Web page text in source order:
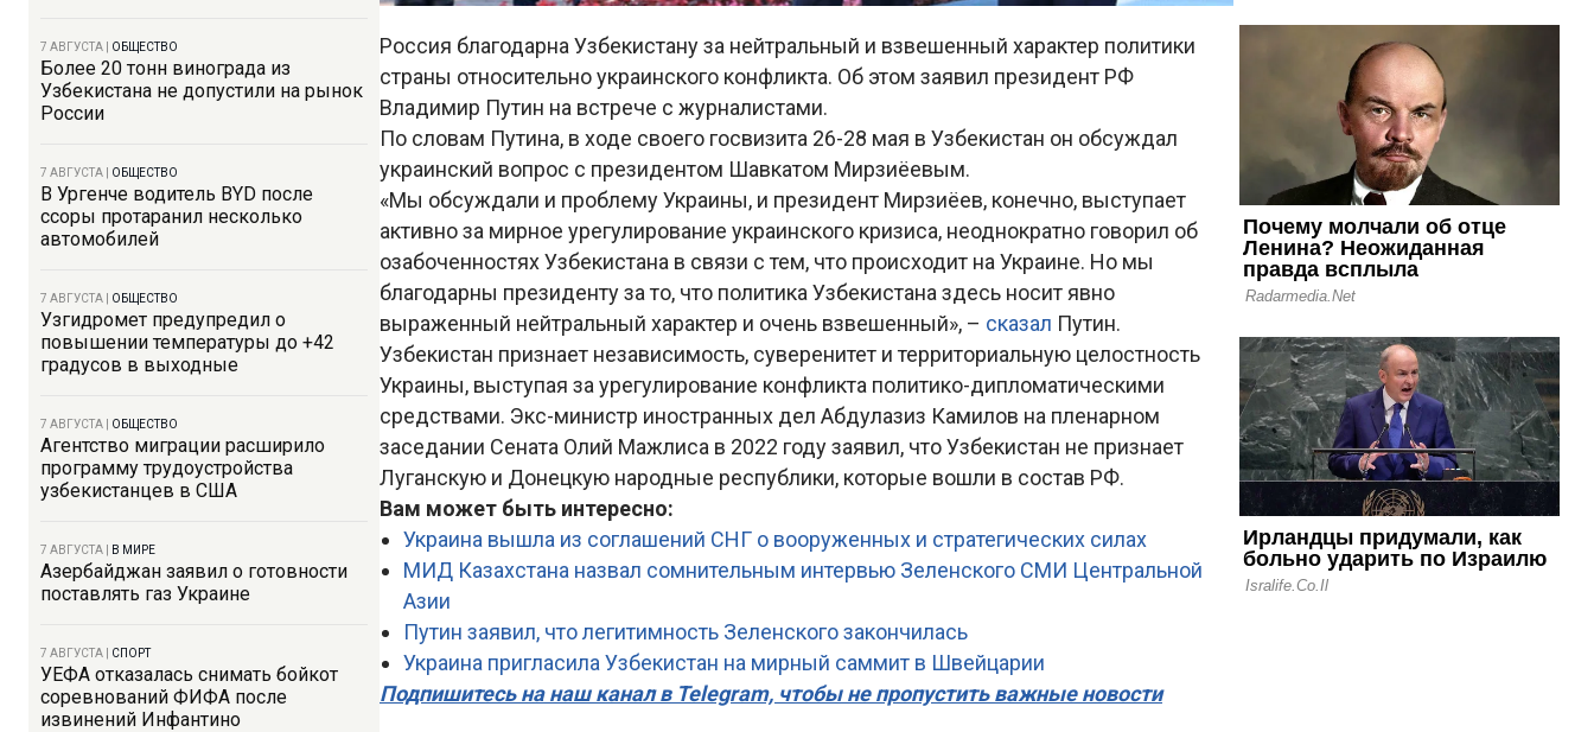
7 АВГУСТА ОБЩЕСТВО
Более 20 тонн винограда из
Узбекистана не допустили на рынок
России
7 АВГУСТА ОБЩЕСТВО
В Ургенче водитель BYD после
ссоры протаранил несколько
автомобилей
7 АВГУСТА ОБЩЕСТВО
Узгидромет предупредил о
повышении температуры до +42
градусов в выходные
7 АВГУСТА ОБЩЕСТВО
Агентство миграции расширило
программу трудоустройства
узбекистанцев в США
7 АВГУСТА В МИРЕ
Азербайджан заявил о готовности
поставлять газ Украине
7 АВГУСТА СПОРТ
УЕФА отказалась снимать бойкот
соревнований ФИФА после
извинений Инфантино
Россия благодарна Узбекистану за нейтральный и взвешенный характер политики
страны относительно украинского конфликта. Об этом заявил президент РФ
Владимир Путин на встрече с журналистами.
По словам Путина, в ходе своего госвизита 26-28 мая в Узбекистан он обсуждал
украинский вопрос с президентом Шавкатом Мирзиёевым.
«Мы обсуждали и проблему Украины, и президент Мирзиёев, конечно, выступает
активно за мирное урегулирование украинского кризиса, неоднократно говорил об
озабоченностях Узбекистана в связи с тем, что происходит на Украине. Но мы
благодарны президенту за то, что политика Узбекистана здесь носит явно
выраженный нейтральный характер и очень взвешенный», – сказал Путин.
Узбекистан признает независимость, суверенитет и территориальную целостность
Украины, выступая за урегулирование конфликта политико-дипломатическими
средствами. Экс-министр иностранных дел Абдулазиз Камилов на пленарном
заседании Сената Олий Мажлиса в 2022 году заявил, что Узбекистан не признает
Луганскую и Донецкую народные республики, которые вошли в состав РФ.
Вам может быть интересно:
Украина вышла из соглашений СНГ о вооруженных и стратегических силах
МИД Казахстана назвал сомнительным интервью Зеленского СМИ Центральной
Азии
Путин заявил, что легитимность Зеленского закончилась
Украина пригласила Узбекистан на мирный саммит в Швейцарии
Подпишитесь на наш канал в Telegram, чтобы не пропустить важные новости